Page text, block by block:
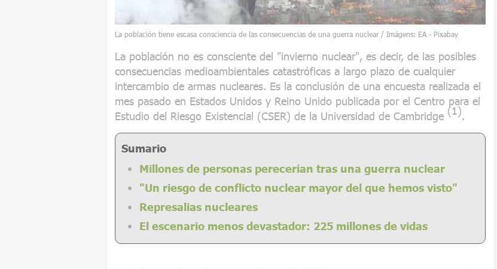
La población tiene escasa consciencia de las consecuencias de una guerra nuclear / Imágens: EA - Pixabay
La población no es consciente del "invierno nuclear", es decir, de las posibles
consecuencias medioambientales catastróficas a largo plazo de cualquier
intercambio de armas nucleares. Es la conclusión de una encuesta realizada el
mes pasado en Estados Unidos y Reino Unido publicada por el Centro para el
Estudio del Riesgo Existencial (CSER) de la Universidad de Cambridge (1).
Sumario
Millones de personas perecerían tras una guerra nuclear
"Un riesgo de conflicto nuclear mayor del que hemos visto"
Represalias nucleares
El escenario menos devastador: 225 millones de vidas